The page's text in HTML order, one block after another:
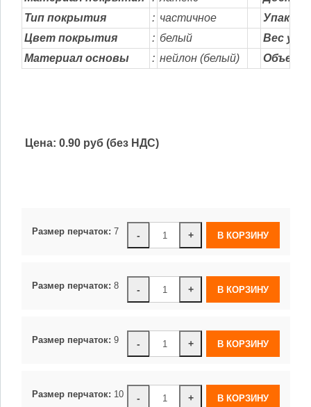
Тип покрытия
: частичное
Цвет покрытия
: белый
Вес
Материал основы
: нейлон (белый) Объем
Цена: 0.90 руб (без НДС)
- +
Размер перчаток: 7
- +
Размер перчаток: 8
- +
Размер перчаток: 9
- +
Размер перчаток: 10